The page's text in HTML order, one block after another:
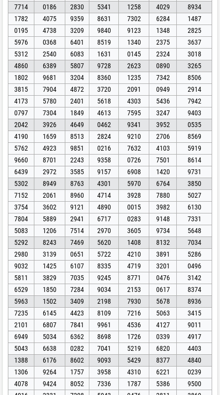
7714
0186 2830 5341 1258 4029
8934
1782
4075 9359 8631 7302 6284
1487
0195
4738 3209 9840 9123 1348
2825
5976
0368 6401 8519 1340 2375
3637
5312
2540 6083 1631 0145 2324
3018
4860
6389 5807 9728 2623 0890
3265
1802
9681 3204 8360 1235 7342
8506
3815
7904 4872 3720 2091 0949
2914
4173
5780 2401 5618 4303 5436
7942
0797
7304 1849 4613 7595 3247
9403
2042
3926 4649 0462 9341 3952
0535
4190
1659 8513 2824 9210 2706
8569
5762
4923 9851 0216 7632 4103
5919
9660
8701 2243 9358 0726 7501
8614
6439
2972 3585 9157 6908 1420
9731
5302
8949 8763 4301 5970 6764
3850
7152
2061 8960 4714 3928 7880
5027
3754
3602 9121 4890 0015 3982
6130
7804
5889 2941 6717 0283 9148
7331
5083
1206 7514 2970 3605 9734
5648
5292
8243 7469 5620 1408 8132
7034
2980
3139 0651 5722 4210 3891
5286
9032
1425 6107 8335 4719 3201
0496
5811
3829 7035 9245 8771 0476
3142
6529
1850 7284 9034 2153 0617
8374
5963
1502 3409 2198 7930 5678
8936
7235
6145 4423 8109 7216 5063
3415
2101
6807 7841 9961 4536 4127
9011
6949
5034 6362 8698 1726 0339
4917
5043
6638 0282 7041 5219 6820
4403
1388
6176 8602 9093 5429 8377
4840
1306
9264 1757 3958 4310 6221
0239
4078
9424 8052 7336 1787 5386
9500